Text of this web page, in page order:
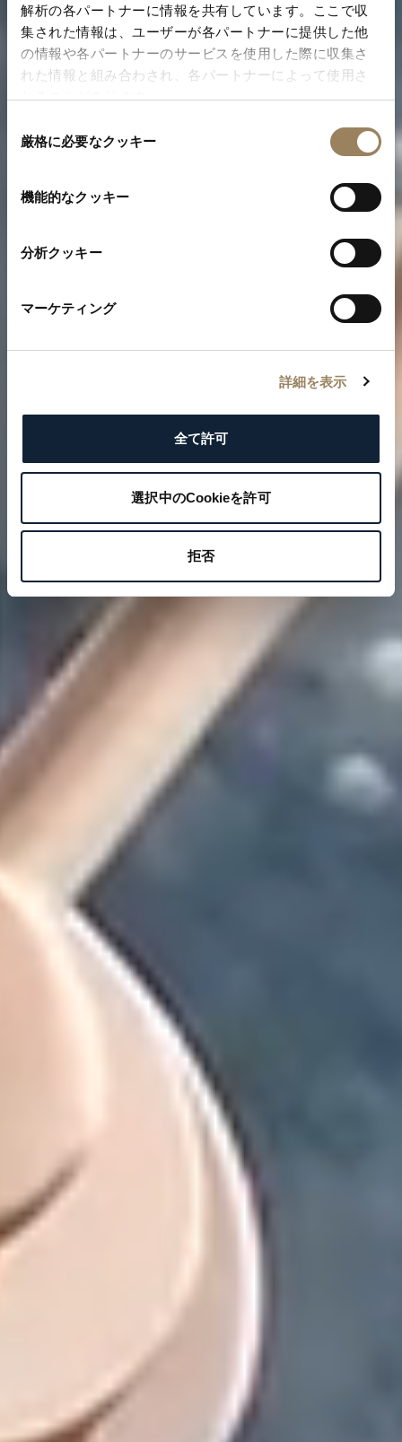
解析の各パートナーに情報を共有しています。ここで収
集された情報は、ユーザーが各パートナーに提供した他
の情報や各パートナーのサービスを使用した際に収集さ
れた情報と組み合わされ、各パートナーによって使用さ
れることがあります。
厳格に必要なクッキー
機能的なクッキー
分析クッキー
マーケティング
詳細を表示
全て許可
選択中のCookieを許可
拒否